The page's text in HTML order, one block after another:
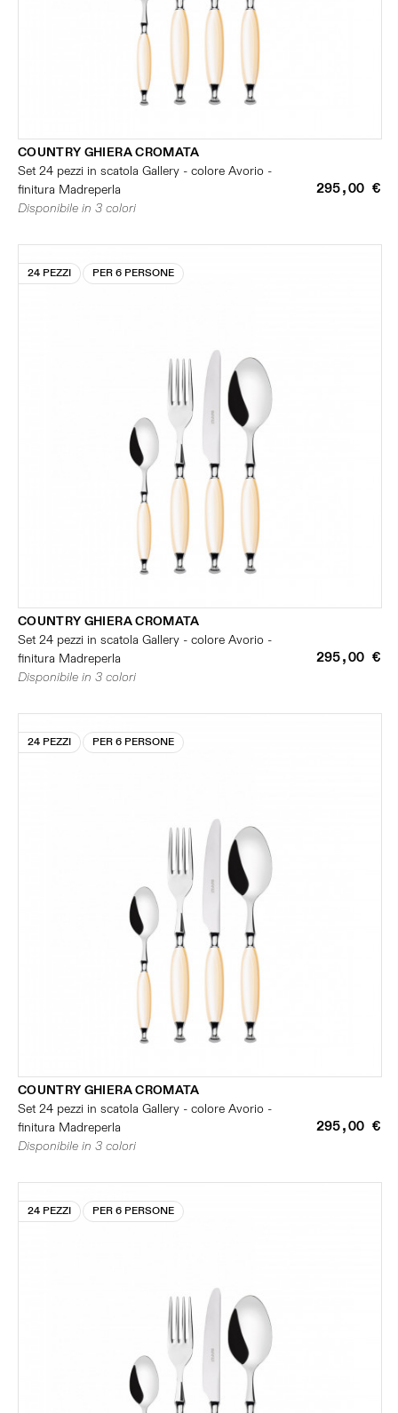
COUNTRY GHIERA CROMATA
Set 24 pezzi in scatola Gallery - colore Avorio -
finitura Madreperla
295,00 €
Disponibile in 3 colori
24 PEZZI PER 6 PERSONE
COUNTRY GHIERA CROMATA
Set 24 pezzi in scatola Gallery - colore Avorio -
finitura Madreperla
295,00 €
Disponibile in 3 colori
24 PEZZI PER 6 PERSONE
COUNTRY GHIERA CROMATA
Set 24 pezzi in scatola Gallery - colore Avorio -
finitura Madreperla
295,00 €
Disponibile in 3 colori
24 PEZZI PER 6 PERSONE